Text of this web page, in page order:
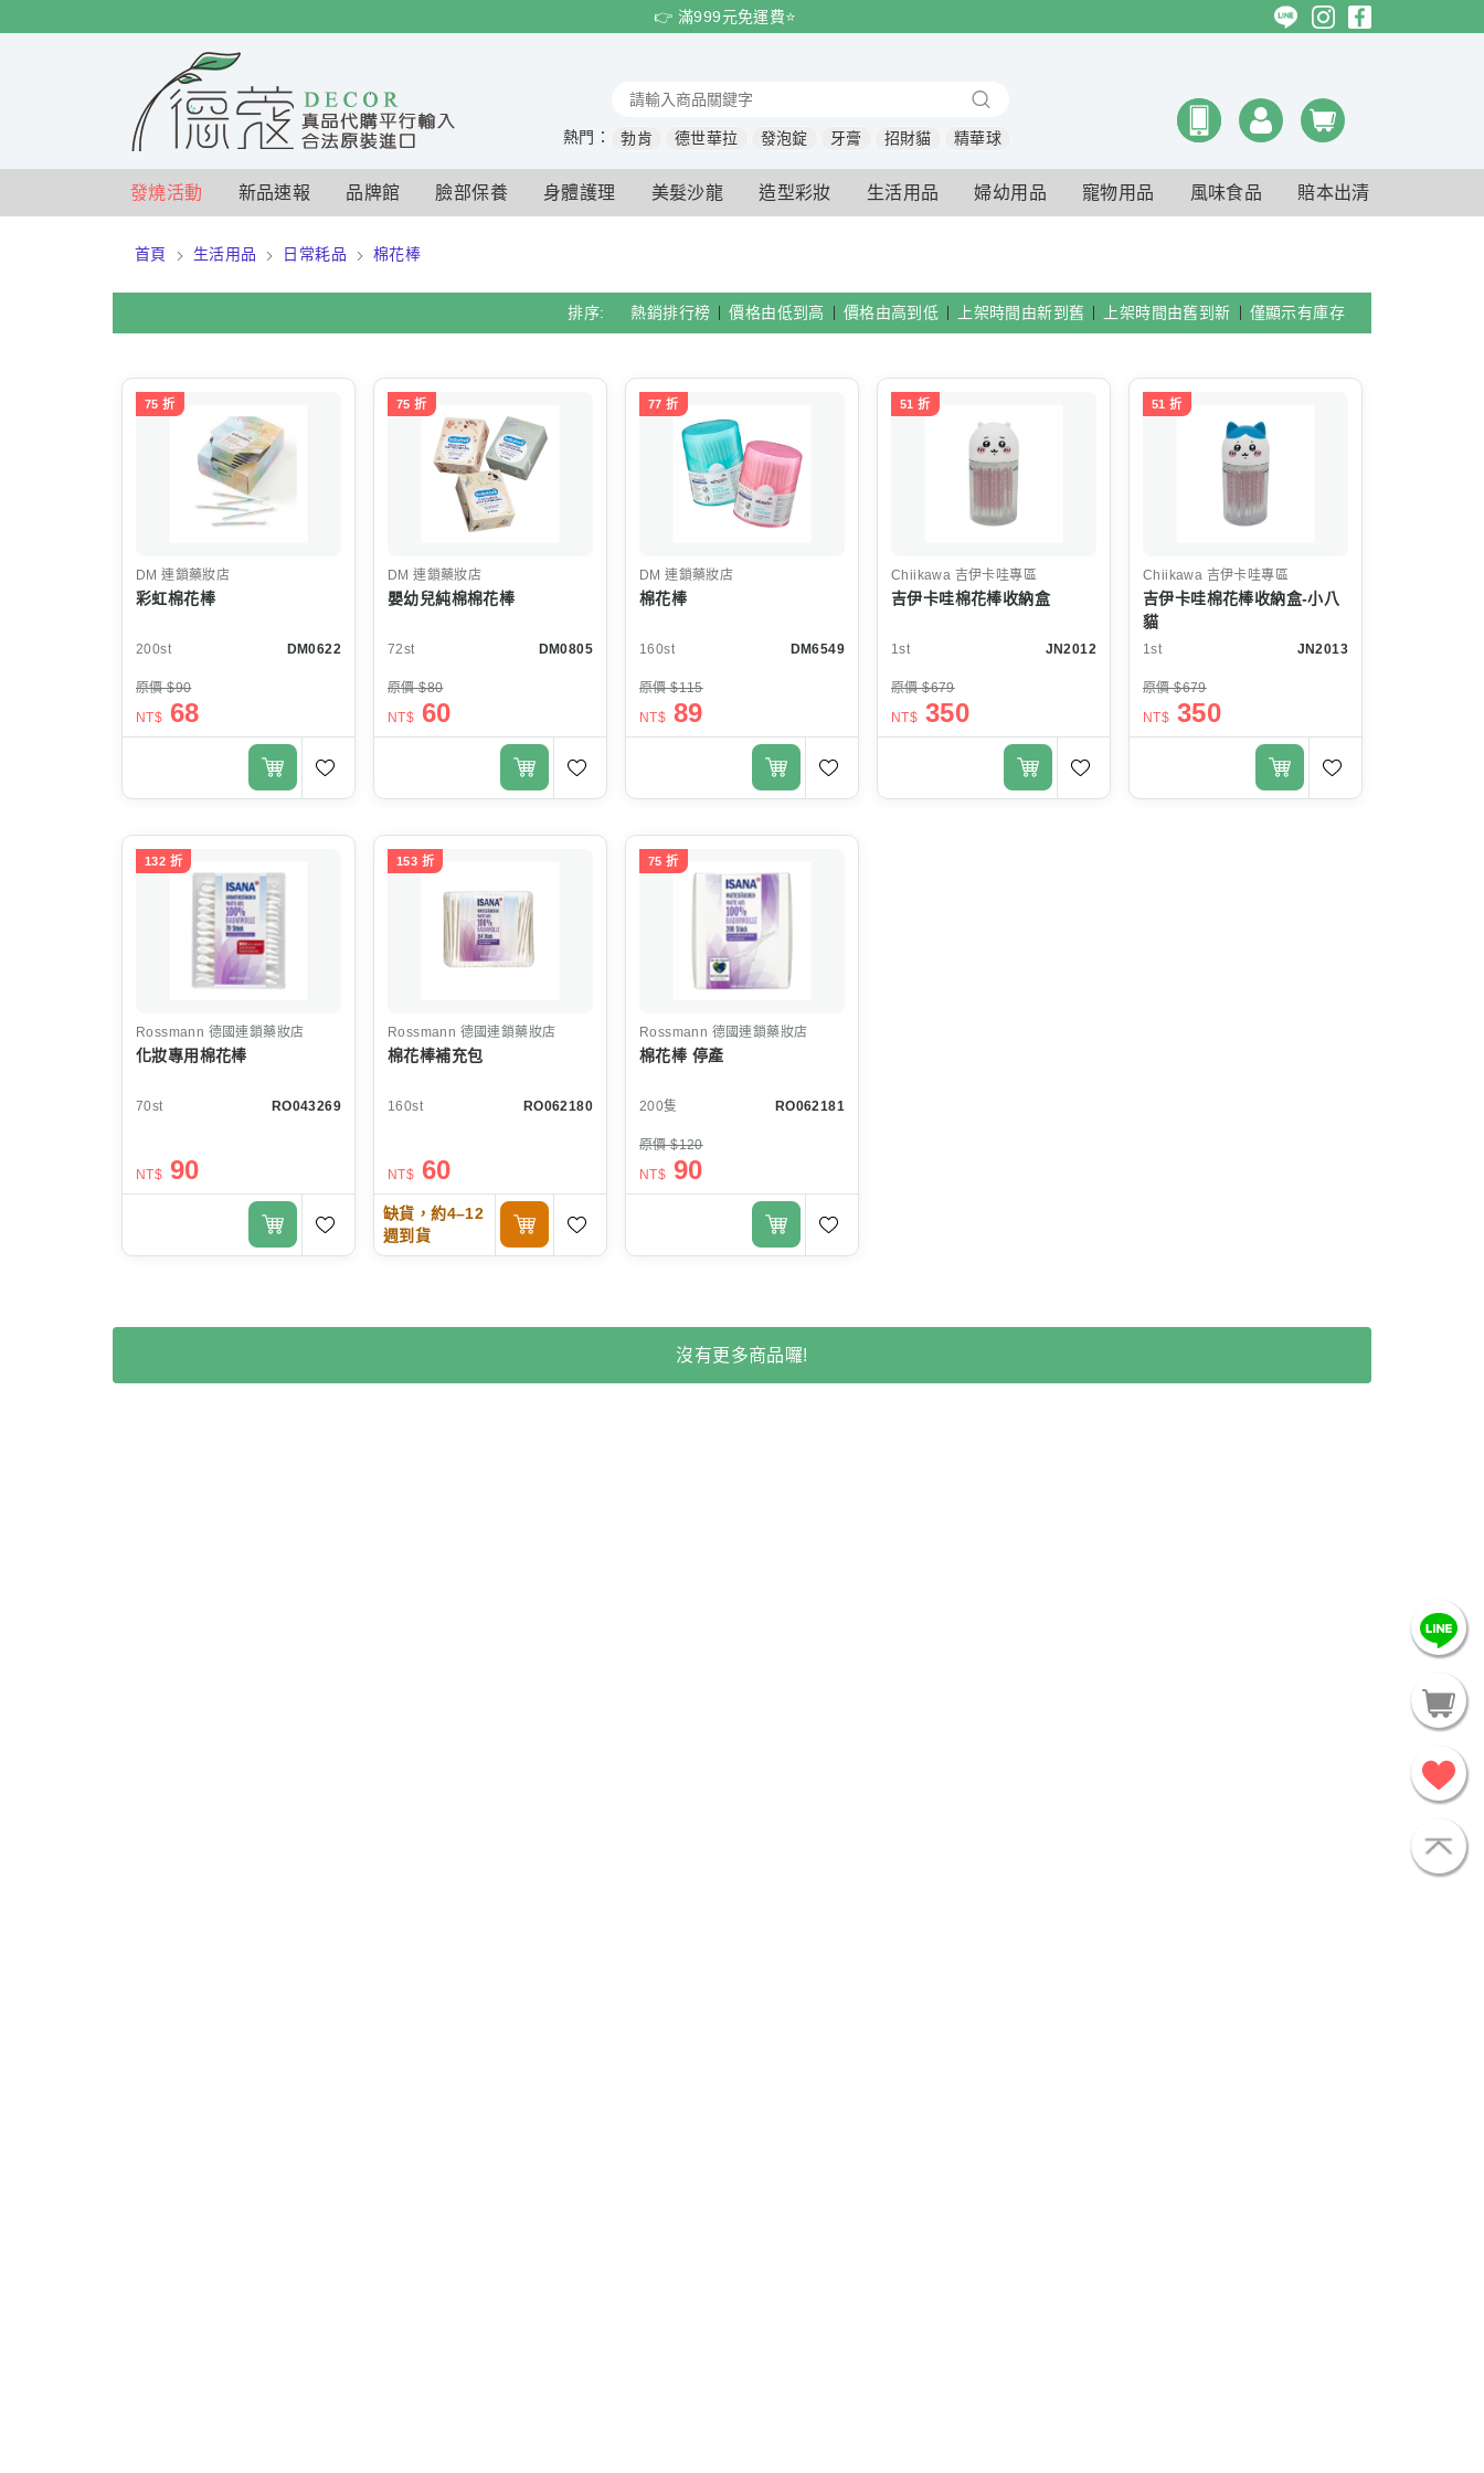
$
$
時 特賣 👉 滿999元免運費⭐️
熱門： 勃肯 德世華拉 發泡錠 牙膏 招財貓 精華球
發燒活動 新品速報 品牌館 臉部保養 身體護理 美髮沙龍 造型彩妝 生活用品 婦幼用品 寵物用品 風味食品 賠本出清
首頁 生活用品 日常耗品 棉花棒
排序: 熱銷排行榜 價格由低到高 價格由高到低 上架時間由新到舊 上架時間由舊到新 僅顯示有庫存
75 折
DM 連鎖藥妝店
彩虹棉花棒
200st DM0622
原價 $90
NT$ 68
75 折
DM 連鎖藥妝店
嬰幼兒純棉棉花棒
72st DM0805
原價 $80
NT$ 60
77 折
DM 連鎖藥妝店
棉花棒
160st DM6549
原價 $115
NT$ 89
51 折
Chiikawa 吉伊卡哇專區
吉伊卡哇棉花棒收納盒
1st JN2012
原價 $679
NT$ 350
51 折
Chiikawa 吉伊卡哇專區
吉伊卡哇棉花棒收納盒-小八
貓
1st JN2013
原價 $679
NT$ 350
132 折
Rossmann 德國連鎖藥妝店
化妝專用棉花棒
70st RO043269
NT$ 90
153 折
Rossmann 德國連鎖藥妝店
棉花棒補充包
160st RO062180
NT$ 60
缺貨，約4–12
週到貨
75 折
Rossmann 德國連鎖藥妝店
棉花棒 停產
200隻 RO062181
原價 $120
NT$ 90
沒有更多商品囉!